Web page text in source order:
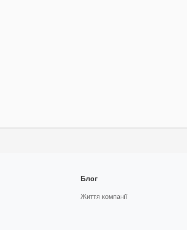
Блог
Життя компанії